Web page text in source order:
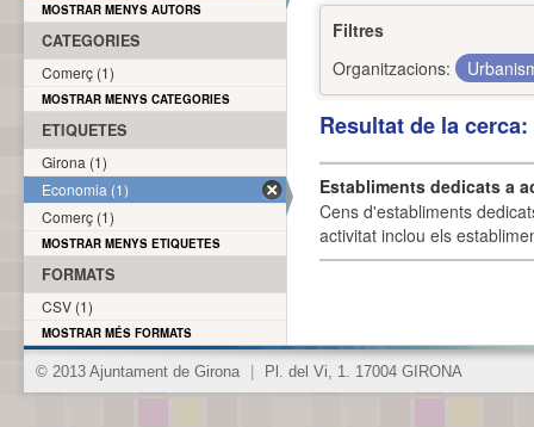
Filtres
Organitzacions:
Resultat de la
Establiments dedicats a
Cens d'establiments
activitat inclou els
MOSTRAR MENYS AUTORS
CATEGORIES
Comerç (1)
MOSTRAR MENYS CATEGORIES
ETIQUETES
Girona (1)
Economia (1)
Comerç (1)
MOSTRAR MENYS ETIQUETES
FORMATS
CSV (1)
MOSTRAR MÉS FORMATS
© 2013 Ajuntament de Girona Pl. del Vi, 1. 17004 GIRONA